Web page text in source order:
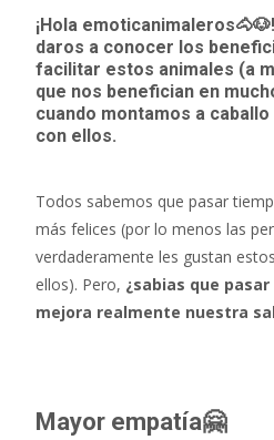
e
b
o
o
itt
er
at
s
A
p
¡Hola
daros a conocer los
facilitar estos animales (a
que nos benefician en
cuando montamos a
con ellos.
Todos sabemos que pasar
más felices (por lo menos las
verdaderamente les gustan
ellos). Pero, ¿sabias que
mejora realmente nuestra
Mayor empatía🤗